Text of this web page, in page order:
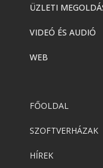
ÜZLETI
VIDEÓ ÉS AUDIÓ
WEB
FŐOLDAL
SZOFTVERHÁZAK
HÍREK